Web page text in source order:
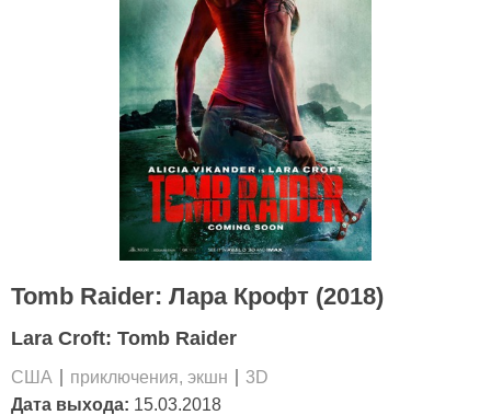
Tomb Raider: Лара Крофт (2018)
Lara Croft: Tomb Raider
США приключения, экшн
3D
Дата выхода: 15.03.2018